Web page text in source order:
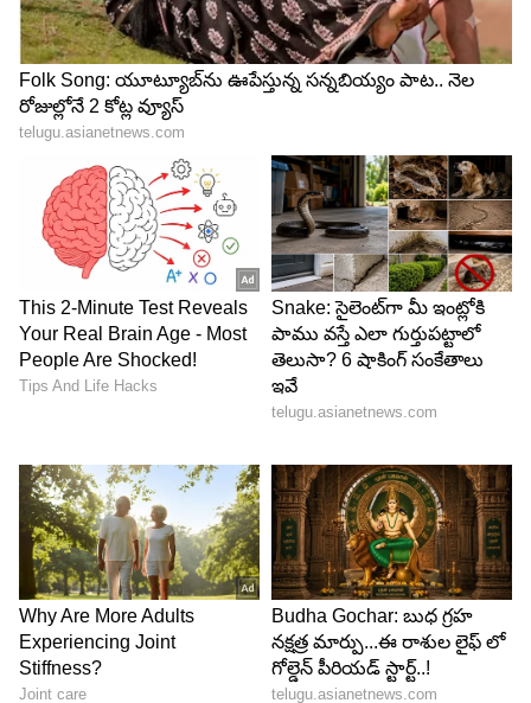
హెచ్ డి క్వాలిటీ కెమెరా, దాన్ని అనుమానించకు అంటాడు
కళ్యాణ్. టైము ఇవ్వు అంగరంగ వైభవంగా మన పెళ్లి
జరుగుతుంది అని రాహుల్ చెప్పడంతో కన్విన్స్ అవుతుంది
స్వప్న. నాకు పనుంది వెళ్ళొస్తాను అంటాడు రాహుల్. మళ్లీ
ఎప్పుడు కలుద్దాం అంటుంది స్వప్న. నిన్ను కలిసే ఉద్దేశం
నాకు అసలు లేనేలేదు అనుకుంటాడు రాహుల్. కానీ
బయటికి మాత్రం ఈసారి కలిసేటప్పుడు పెళ్లి బట్టలో పెళ్లి
పీటల మీద కలుద్దాం అంటూ అక్కడ నుంచి వెళ్ళిపోతాడు.
ఆ మాటలకి ఫ్లాట్ అయినా స్వప్న మరింత ఆనందంతో
అక్కడ నుంచి వెళ్ళిపోతుంది. అప్పుడు అప్పు మొత్తం
అంతా రికార్డు చేశావు కదా.
5
8